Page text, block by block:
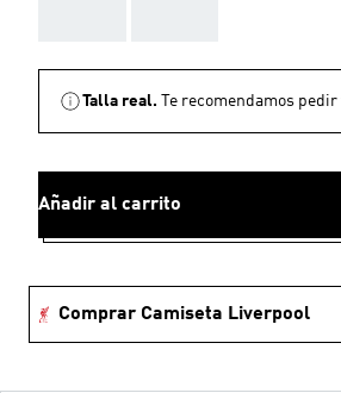
Talla real. Te recomendamos
Añadir al carrito
Comprar Camiseta Liverpool